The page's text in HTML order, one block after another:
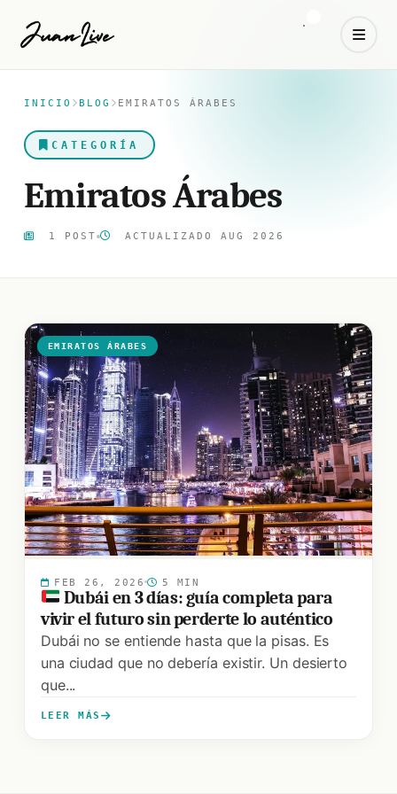
INICIO BLOG EMIRATOS ÁRABES
CATEGORÍA
Emiratos Árabes
1 POST ACTUALIZADO AUG 2026
EMIRATOS ÁRABES
FEB 26, 2026 5 MIN
Dubái en 3 días: guía completa para
vivir el futuro sin perderte lo auténtico
Dubái no se entiende hasta que la pisas. Es
una ciudad que no debería existir. Un desierto
que...
LEER MÁS